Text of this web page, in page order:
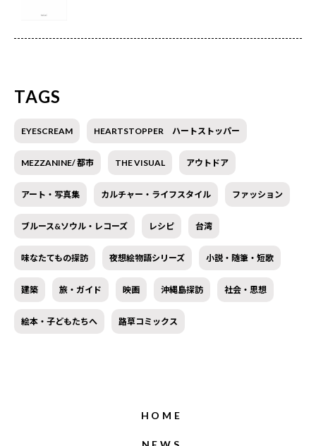
TAGS
EYESCREAM HEARTSTOPPER ハートストッパー
MEZZANINE/ 都市 THE VISUAL アウトドア
アート・写真集 カルチャー・ライフスタイル ファッション
ブルース&ソウル・レコーズ レシピ 台湾
味なたてもの探訪 夜想絵物語シリーズ 小説・随筆・短歌
建築 旅・ガイド 映画 沖縄島探訪 社会・思想
絵本・子どもたちへ 路草コミックス
HOME